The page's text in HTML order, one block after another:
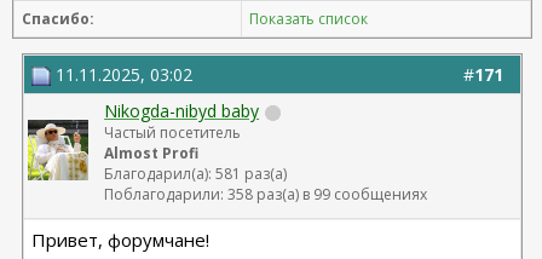
Спасибо: Показать список
#171
11.11.2025, 03:02
Nikogda-nibyd baby
Частый посетитель
Almost Profi
Благодарил(а): 581 раз(а)
Поблагодарили: 358 раз(а) в 99 сообщениях
Привет, форумчане!